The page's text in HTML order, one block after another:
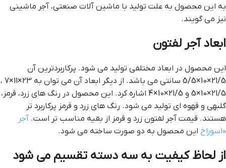
به این محصول به علت تولید با ماشین آلات صنعتی، آجر ماشینی
نیز می گویند.
ابعاد آجر لفتون
این محصول در ابعاد مختلفی تولید می شود. پرکاربردترین آن
21/5×10×5/5 سانتی می باشد. از دیگر ابعاد آن می توان به 23×11×7 ،
21/5×10×5 و 21/5×10×4 اشاره کرد. این محصول در رنگ های زرد، قرمز،
گلبهی و قهوه ای تولید می شود. رنگ های زرد و قرمز پرکاربرد تر
هستند. قیمت آجر لفتون زرد و قرمز از بقیه مناسب تر است. آجر
۱۰سوراخ
این محصول به دو صورت ساخته می شود.
از لحاظ کیفیت به سه دسته تقسیم می شود